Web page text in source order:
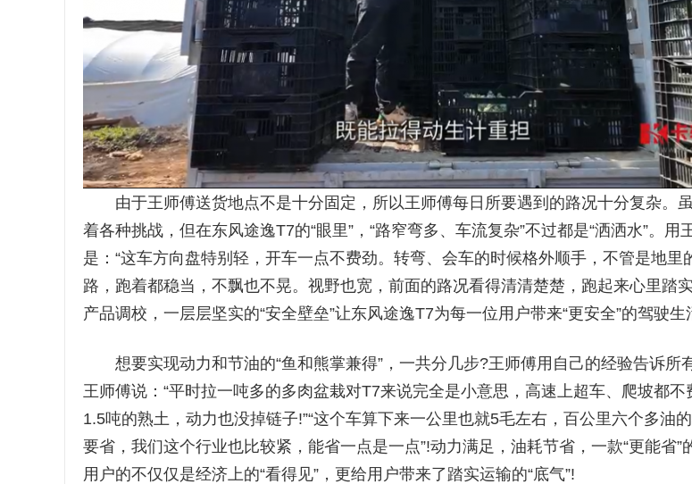
由于王师傅送货地点不是十分固定，所以王师傅每日所要遇到的路况十分复杂。
着各种挑战，但在东风途逸T7的“眼里”，“路窄弯多、车流复杂”不过都是“洒洒水”。用
是：“这车方向盘特别轻，开车一点不费劲。转弯、会车的时候格外顺手，不管是地里
路，跑着都稳当，不飘也不晃。视野也宽，前面的路况看得清清楚楚，跑起来心里踏
产品调校，一层层坚实的“安全壁垒”让东风途逸T7为每一位用户带来“更安全”的驾驶生
想要实现动力和节油的“鱼和熊掌兼得”，一共分几步?王师傅用自己的经验告诉所有
王师傅说：“平时拉一吨多的多肉盆栽对T7来说完全是小意思，高速上超车、爬坡都不
1.5吨的熟土，动力也没掉链子!”“这个车算下来一公里也就5毛左右，百公里六个多油
要省，我们这个行业也比较紧，能省一点是一点”!动力满足，油耗节省，一款“更能省”
用户的不仅仅是经济上的“看得见”，更给用户带来了踏实运输的“底气”!